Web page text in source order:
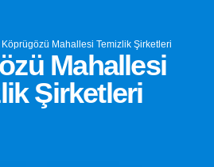
Köprügözü Mahallesi Temizlik Şirketleri
Mahallesi
Şirketleri